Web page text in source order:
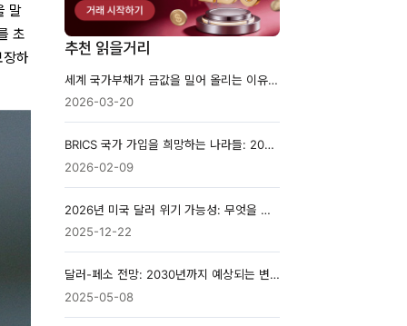
말
초
하
추천 읽을거리
세계 국가부채가 금값을 밀어 올리는 이유: 2026년 시장이 불안해하는 것
2026-03-20
BRICS 국가 가입을 희망하는 나라들: 2026년 최신 동향
2026-02-09
2026년 미국 달러 위기 가능성: 무엇을 주의해야 할까?
2025-12-22
달러-페소 전망: 2030년까지 예상되는 변화
2025-05-08